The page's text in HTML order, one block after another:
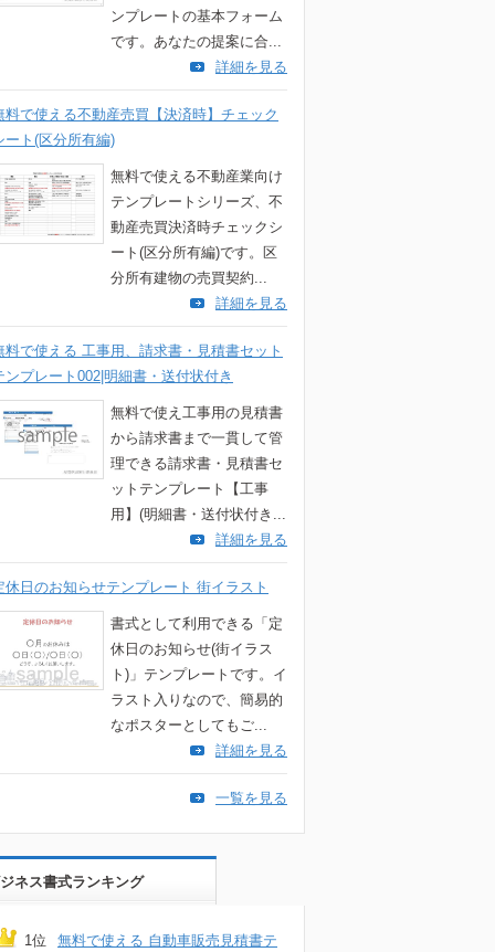
ンプレートの基本フォーム
です。あなたの提案に合...
詳細を見る
料で使える不動産売買【決済時】チェック
ート(区分所有編)
無料で使える不動産業向け
テンプレートシリーズ、不
動産売買決済時チェックシ
ート(区分所有編)です。区
分所有建物の売買契約...
詳細を見る
料で使える 工事用、請求書・見積書セット
ンプレート002|明細書・送付状付き
無料で使え工事用の見積書
から請求書まで一貫して管
理できる請求書・見積書セ
ットテンプレート【工事
用】(明細書・送付状付き...
詳細を見る
休日のお知らせテンプレート 街イラスト
書式として利用できる「定
休日のお知らせ(街イラス
ト)」テンプレートです。イ
ラスト入りなので、簡易的
なポスターとしてもご...
詳細を見る
一覧を見る
ネス書式ランキング
1位
無料で使える 自動車販売見積書テ